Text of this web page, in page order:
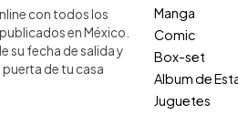
con todos los
en México.
su fecha de salida y
de tu casa
Manga
Comic
Box-set
Album de
Juguetes